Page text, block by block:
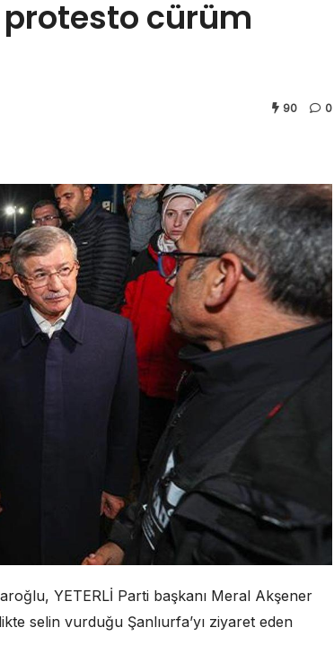
protesto cürüm
90 0
YETERLİ Parti başkanı Meral Akşener
selin vurduğu Şanlıurfa’yı ziyaret eden